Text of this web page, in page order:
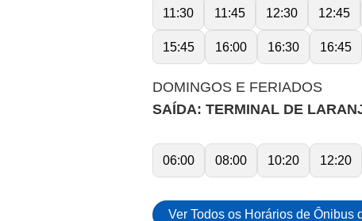
11:30 11:45 12:30 12:45
15:45 16:00 16:30 16:45
DOMINGOS E FERIADOS
SAÍDA: TERMINAL DE
06:00 08:00 10:20 12:20
Ver Todos os Horários de Ônibus